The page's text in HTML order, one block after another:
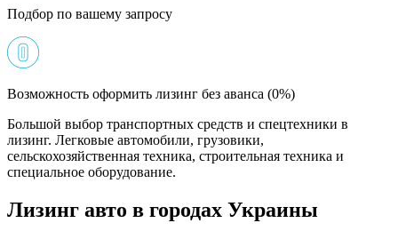
Подбор по вашему запросу
Возможность оформить лизинг без аванса (0%)
Большой выбор транспортных средств и спецтехники в
лизинг. Легковые автомобили, грузовики,
сельскохозяйственная техника, строительная техника и
специальное оборудование.
Лизинг авто в городах Украины